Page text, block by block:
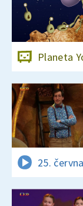
Planeta
25.